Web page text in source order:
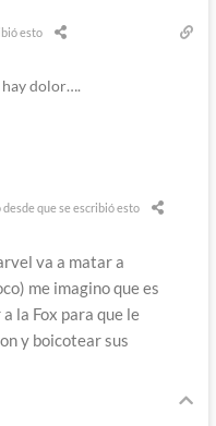
esto
hay dolor….
desde que se escribió esto
va a matar a
me imagino que es
la Fox para que le
y boicotear sus